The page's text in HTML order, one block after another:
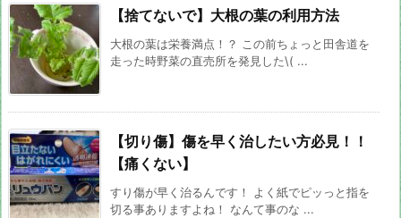
【捨てないで】大根の葉の利用方法
大根の葉は栄養満点！？ この前ちょっと田舎道を
走った時野菜の直売所を発見した\( ...
【切り傷】傷を早く治したい方必見！！
【痛くない】
すり傷が早く治るんです！ よく紙でピッっと指を
切る事ありますよね！ なんて事のな ...